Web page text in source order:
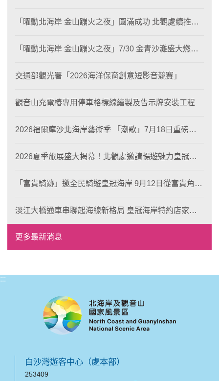
「曜動北海岸 金山蹦火之夜」圓滿成功 北觀處續推照
「曜動北海岸 金山蹦火之夜」7/30 金青沙灘盛大燃
交通部觀光署「2026海洋保育創意短影音競賽」
觀音山充電樁專用停車格標線繪製及告示牌安裝工程
2026福爾摩沙北海岸藝術季 「潮歌」7月18日重磅登
2026夏季旅展盛大揭幕！北觀處邀請暢遊魅力皇冠海
「富貴騎跡」邀全民騎遊皇冠海岸 9月12日從富貴角出
淡江大橋通車串聯起海線新格局 皇冠海岸特約店家、
風格形塑即日起開放報名
更多最新消息
:::
白沙灣遊客中心（處本部）
253409